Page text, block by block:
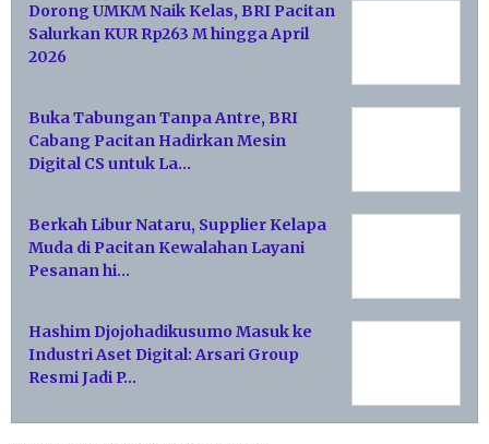
Dorong UMKM Naik Kelas, BRI Pacitan
Salurkan KUR Rp263 M hingga April
2026
Buka Tabungan Tanpa Antre, BRI
Cabang Pacitan Hadirkan Mesin
Digital CS untuk La…
Berkah Libur Nataru, Supplier Kelapa
Muda di Pacitan Kewalahan Layani
Pesanan hi…
Hashim Djojohadikusumo Masuk ke
Industri Aset Digital: Arsari Group
Resmi Jadi P…